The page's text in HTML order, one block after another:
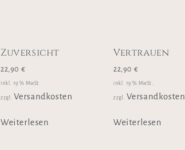
Zuversicht
22,90 €
inkl. 19 % MwSt.
zzgl. Versandkosten
Weiterlesen
Vertrauen
22,90 €
inkl. 19 % MwSt.
zzgl. Versandkosten
Weiterlesen